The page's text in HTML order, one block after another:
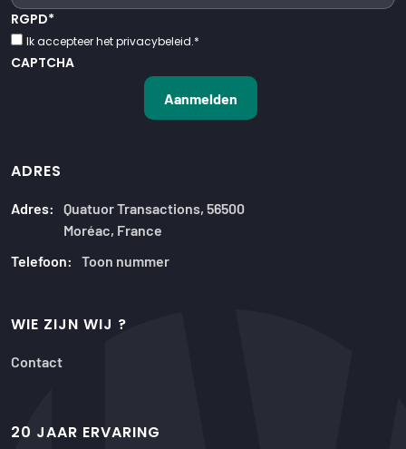
RGPD*
Ik accepteer het privacybeleid.*
CAPTCHA
ADRES
Adres: Quatuor Transactions, 56500
Moréac, France
Telefoon: Toon nummer
WIE ZIJN WIJ ?
Contact
20 JAAR ERVARING